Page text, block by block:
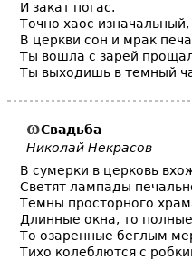
И закат погас.
Точно хаос изначальный,
В церкви сон и мрак
Ты вошла с зарей
Ты выходишь в темный
Свадьба
Николай Некрасов
В сумерки в церковь
Светят лампады
Темны просторного
Длинные окна, то
То озаренные беглым
Тихо колеблются с